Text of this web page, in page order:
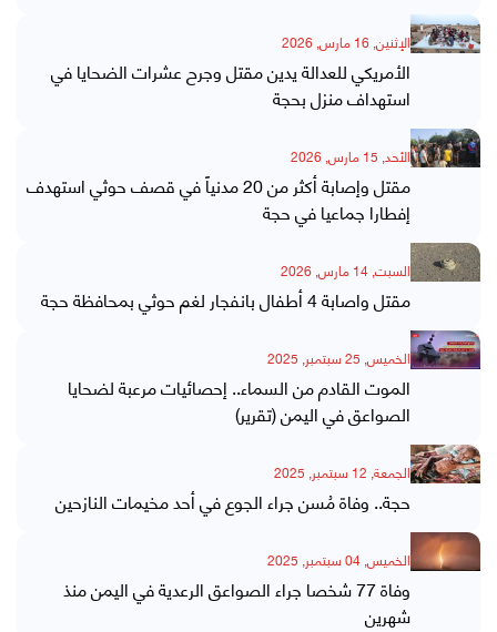
الإثنين, 16 مارس, 2026
الأمريكي للعدالة يدين مقتل وجرح عشرات الضحايا في
استهداف منزل بحجة
الأحد, 15 مارس, 2026
مقتل وإصابة أكثر من 20 مدنياً في قصف حوثي استهدف
إفطارا جماعيا في حجة
السبت, 14 مارس, 2026
مقتل واصابة 4 أطفال بانفجار لغم حوثي بمحافظة حجة
الخميس, 25 سبتمبر, 2025
الموت القادم من السماء.. إحصائيات مرعبة لضحايا
الصواعق في اليمن (تقرير)
الجمعة, 12 سبتمبر, 2025
حجة.. وفاة مُسن جراء الجوع في أحد مخيمات النازحين
الخميس, 04 سبتمبر, 2025
وفاة 77 شخصا جراء الصواعق الرعدية في اليمن منذ
شهرين